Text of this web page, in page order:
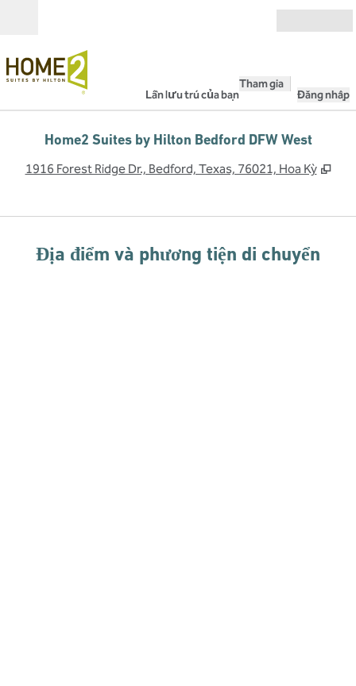
Lần lưu trú của bạn
Tham gia
Đăng nhập
Home2 Suites by Hilton Bedford DFW West
1916 Forest Ridge Dr., Bedford, Texas, 76021, Hoa Kỳ ,
Địa điểm và phương tiện di chuyển